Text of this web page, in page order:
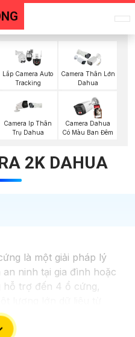
Lắp Camera Auto
Tracking
Camera Thân Lớn
Dahua
Camera Ip Thân
Trụ Dahua
Camera Dahua
Có Màu Ban Đêm
2K DAHUA
là một giải pháp lý
ninh tại gia đình hoặc
hỗ trợ đến 4 ổ cứng,
về không gian lưu trữ.
năng hiệu quả như ghi